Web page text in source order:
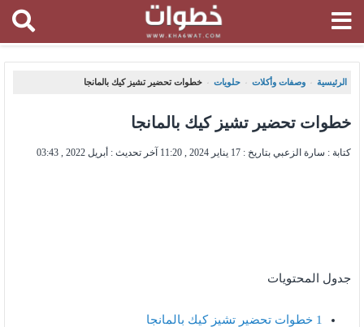
الرئيسية ، وصفات وأكلات ، حلويات ، خطوات تحضير تشيز كيك بالمانجا
خطوات تحضير تشيز كيك بالمانجا
كتابة : سارة الزعبي بتاريخ : 17 يناير 2024 , 11:20 آخر تحديث : أبريل 2022 , 03:43
جدول المحتويات
1 خطوات تحضير تشيز كيك بالمانجا